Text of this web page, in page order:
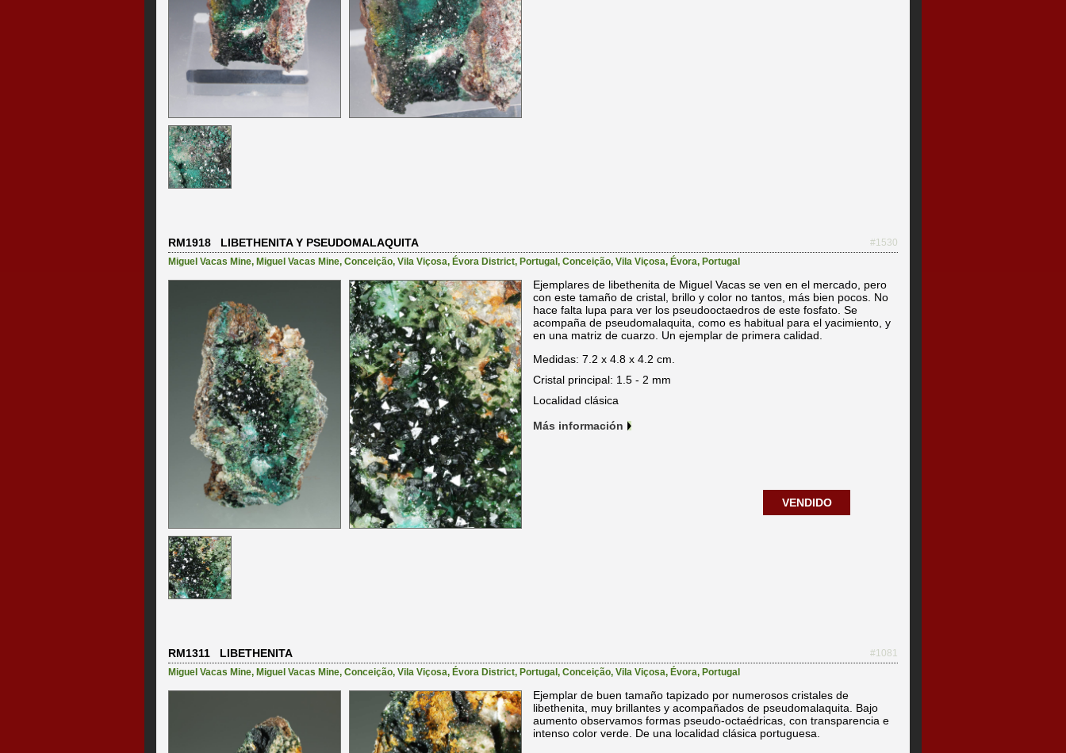
RM1918 LIBETHENITA Y PSEUDOMALAQUITA
#1530
Miguel Vacas Mine, Miguel Vacas Mine, Conceição, Vila Viçosa, Évora District, Portugal , Conceição, Vila Viçosa, Évora, Portugal
Ejemplares de libethenita de Miguel Vacas se ven en el mercado, pero
con este tamaño de cristal, brillo y color no tantos, más bien pocos. No
hace falta lupa para ver los pseudooctaedros de este fosfato. Se
acompaña de pseudomalaquita, como es habitual para el yacimiento, y
en una matriz de cuarzo. Un ejemplar de primera calidad.
Medidas: 7.2 x 4.8 x 4.2 cm.
Cristal principal: 1.5 - 2 mm
Localidad clásica
Más información
VENDIDO
RM1311 LIBETHENITA
#1081
Miguel Vacas Mine, Miguel Vacas Mine, Conceição, Vila Viçosa, Évora District, Portugal , Conceição, Vila Viçosa, Évora, Portugal
Ejemplar de buen tamaño tapizado por numerosos cristales de
libethenita, muy brillantes y acompañados de pseudomalaquita. Bajo
aumento observamos formas pseudo-octaédricas, con transparencia e
intenso color verde. De una localidad clásica portuguesa.